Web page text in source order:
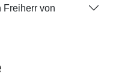
Freiherr von